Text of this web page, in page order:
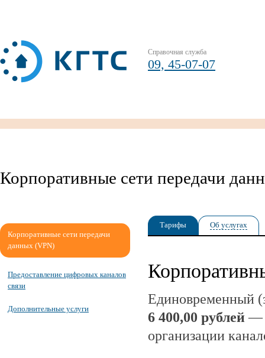
Справочная служба
09, 45-07-07
Корпоративные сети передачи
Корпоративные сети передачи
данных (VPN)
Предоставление цифровых каналов
связи
Дополнительные услуги
Тарифы Об услугах
Единовременный
6 400,00 рублей—
организации